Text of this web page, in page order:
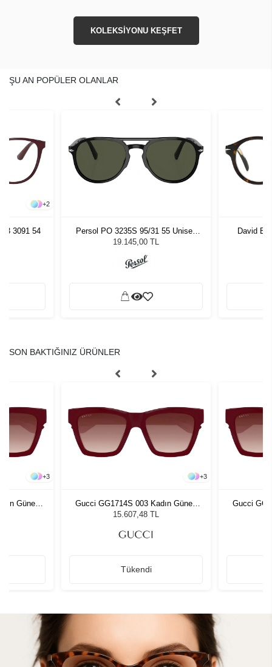
KOLEKSİYONU KEŞFET
ŞU AN POPÜLER OLANLAR
+2
3091 54
Persol PO 3235S 95/31 55 Unisex
Güneş Gözlüğü
19.145,00 TL
David
SON BAKTIĞINIZ ÜRÜNLER
+3
Güneş
+3
Gucci GG1714S 003 Kadın Güneş
Gözlüğü
15.607,48 TL
Tükendi
Gucci